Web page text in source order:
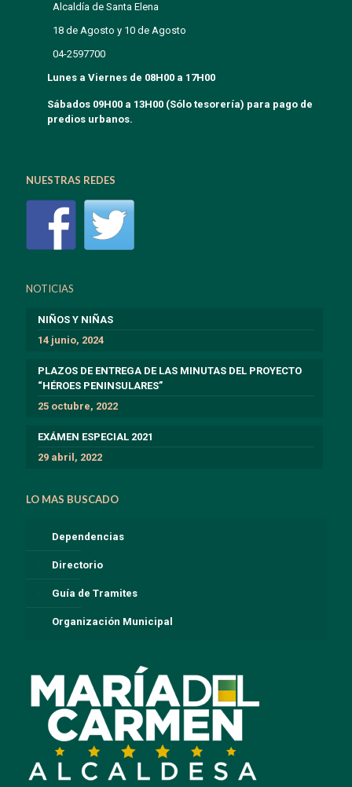
Alcaldía de Santa Elena
18 de Agosto y 10 de Agosto
04-2597700
Lunes a Viernes de 08H00 a 17H00
Sábados 09H00 a 13H00 (Sólo tesorería) para pago de
predios urbanos.
NUESTRAS REDES
NOTICIAS
NIÑOS Y NIÑAS
14 junio, 2024
PLAZOS DE ENTREGA DE LAS MINUTAS DEL PROYECTO
“HÉROES PENINSULARES”
25 octubre, 2022
EXÁMEN ESPECIAL 2021
29 abril, 2022
LO MAS BUSCADO
Dependencias
Directorio
Guía de Tramites
Organización Municipal